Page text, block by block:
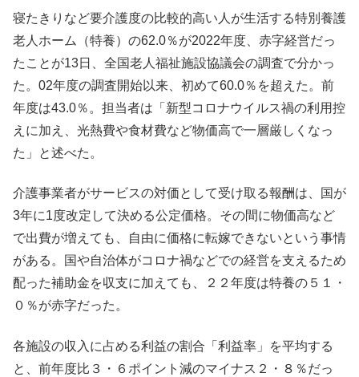
寝たきりなど要介護度の比較的高い人が生活する特別養護
老人ホーム（特養）の62.0％が2022年度、赤字経営だっ
たことが13日、全国老人福祉施設協議会の調査で分かっ
た。02年度の調査開始以来、初めて60.0％を超えた。前
年度は43.0％。担当者は「新型コロナウイルス禍の利用控
えに加え、光熱費や食材費など物価高で一層厳しくなっ
た」と述べた。
介護事業者がサービスの対価として受け取る報酬は、国が
3年に1度改定して決める公定価格。その間に物価高など
で出費が増えても、自由に価格に転嫁できないという事情
がある。国や自治体がコロナ禍などでの経営を支えるため
配った補助金を収支に加えても、２２年度は特養の５１・
０％が赤字だった。
各施設の収入に占める利益の割合「利益率」を平均する
と、前年度比３・６ポイント減のマイナス２・８％だっ